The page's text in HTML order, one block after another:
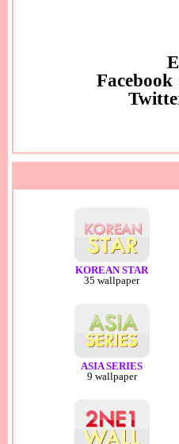
Facebook
KOREAN STAR
35 wallpaper
ASIA SERIES
9 wallpaper